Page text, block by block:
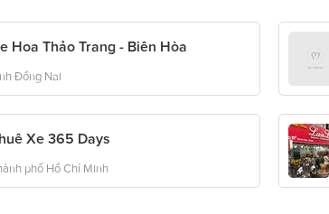
Hoa Thảo Trang - Biên Hòa
Đồng Nai
Xe 365 Days
phố Hồ Chí Minh